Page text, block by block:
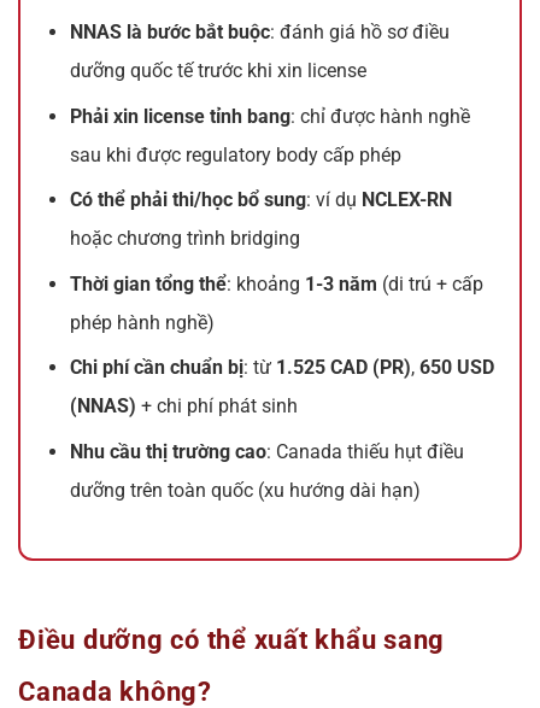
NNAS là bước bắt buộc: đánh giá hồ sơ điều
dưỡng quốc tế trước khi xin license
Phải xin license tỉnh bang: chỉ được hành nghề
sau khi được regulatory body cấp phép
Có thể phải thi/học bổ sung: ví dụ NCLEX-RN
hoặc chương trình bridging
Thời gian tổng thể: khoảng 1-3 năm (di trú + cấp
phép hành nghề)
Chi phí cần chuẩn bị: từ 1.525 CAD (PR),650 USD
(NNAS) + chi phí phát sinh
Nhu cầu thị trường cao: Canada thiếu hụt điều
dưỡng trên toàn quốc (xu hướng dài hạn)
Điều dưỡng có thể xuất khẩu sang
Canada không?